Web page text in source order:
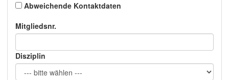
Abweichende Kontaktdaten
Mitgliedsnr.
Disziplin